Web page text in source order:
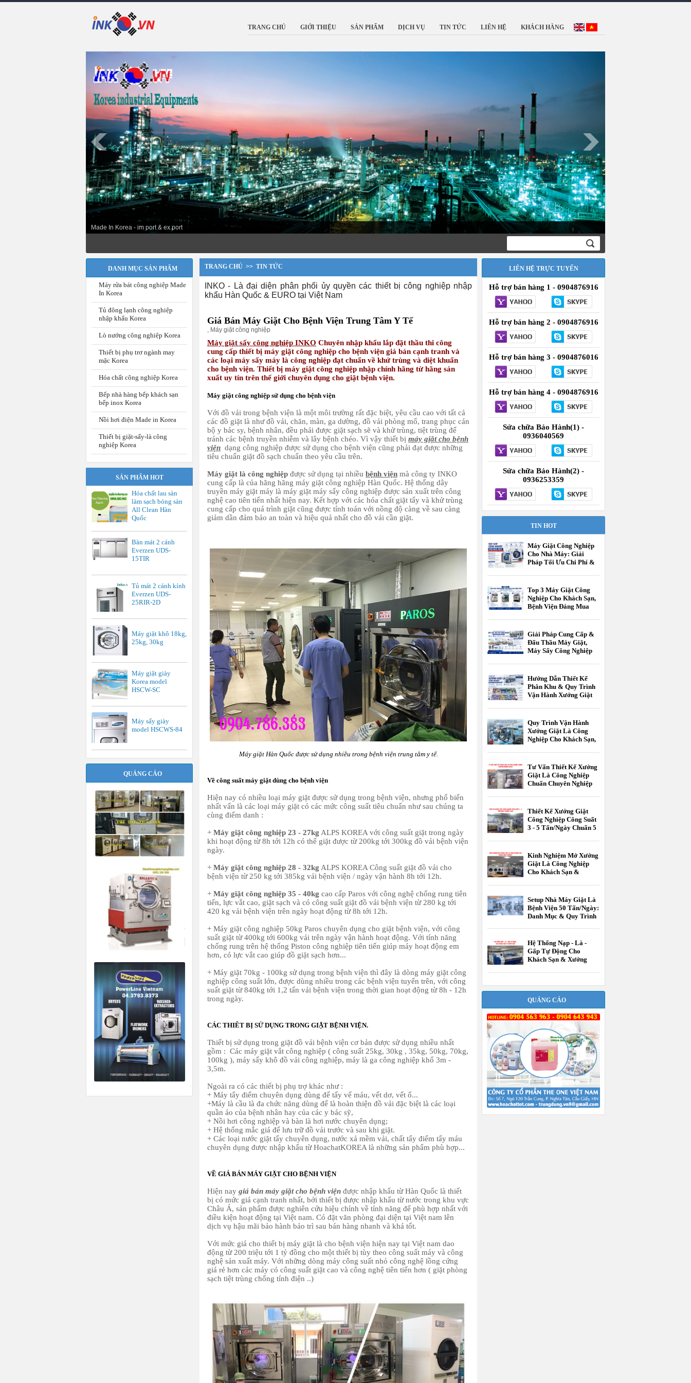
TRANG CHỦ GIỚI THIỆU SẢN PHẨM DỊCH VỤ TIN TỨC LIÊN HỆ KHÁCH HÀNG
Made In Korea - im port & ex port
DANH MỤC SẢN PHẨM
Máy rửa bát công nghiệp Made
In Korea
Tủ đông lạnh công nghiệp
nhập khẩu Korea
Lò nướng công nghiệp Korea
Thiết bị phụ trơ ngành may
mặc Korea
Hóa chất công nghiệp Korea
Bếp nhà hàng bếp khách sạn
bếp inox Korea
Nồi hơi điện Made in Korea
Thiết bị giặt-sấy-là công
nghiệp Korea
SẢN PHẨM HOT
Hóa chất lau sàn
làm sạch bóng sàn
All Clean Hàn
Quốc
Bàn mát 2 cánh
Everzen UDS-
15TIR
Tủ mát 2 cánh kính
Everzen UDS-
25RIR-2D
Máy giặt khô 18kg,
25kg, 30kg
Máy giặt giày
Korea model
HSCW-SC
Máy sấy giày
model HSCWS-84
QUẢNG CÁO
TRANG CHỦ >> TIN TỨC
INKO - Là đại diện phân phối ủy quyền các thiết bị công nghiệp nhập
khẩu Hàn Quốc & EURO tại Việt Nam
Giá Bán Máy Giặt Cho Bệnh Viện Trung Tâm Y Tế
Máy giặt công nghiệp
Máy giặt sấy công nghiệp INKO Chuyên nhập khẩu lắp đặt thầu thi công
cung cấp thiết bị máy giặt công nghiệp cho bệnh viện giá bán cạnh tranh và
các loại máy sấy máy là công nghiệp đạt chuẩn về khử trùng và diệt khuẩn
cho bệnh viện. Thiết bị máy giặt công nghiệp nhập chính hãng từ hãng sản
xuất uy tín trên thế giới chuyên dụng cho giặt bệnh viện.
Máy giặt công nghiệp sử dụng cho bệnh viện
Với đồ vải trong bệnh viện là một môi trường rất đặc biệt, yêu cầu cao với tất cả
các đồ giặt là như đồ vải, chăn, màn, ga dường, đồ vải phòng mổ, trang phục cán
bộ y bác sy, bệnh nhân, đều phải được giặt sạch sẽ và khử trùng, tiệt trùng để
tránh các bệnh truyền nhiễm và lây bệnh chéo. Vì vậy thiết bị máy giặt cho bệnh
viện dạng công nghiệp được sử dụng cho bệnh viện cũng phải đạt được những
tiêu chuẩn giặt đồ sạch chuẩn theo yêu cầu trên.
Máy giặt là công nghiệp được sử dụng tại nhiều bệnh viện mà công ty INKO
cung cấp là của hãng hãng máy giặt công nghiệp Hàn Quốc. Hệ thống dây
truyền máy giặt máy là máy giặt máy sấy công nghiệp được sản xuất trên công
nghệ cao tiên tiến nhất hiện nay. Kết hợp với các hóa chất giặt tẩy và khử trùng
cung cấp cho quá trình giặt cũng được tính toán với nồng độ càng về sau càng
giảm dần đảm bảo an toàn và hiệu quả nhất cho đồ vải cần giặt.
Máy giặt Hàn Quốc được sử dụng nhiều trong bệnh viện trung tâm y tế.
Về công suất máy giặt dùng cho bệnh viện
Hiện nay có nhiều loại máy giặt được sử dụng trong bệnh viện, nhưng phổ biến
nhất vấn là các loại máy giặt có các mức công suất tiêu chuẩn như sau chúng ta
cùng điểm danh :
+ Máy giặt công nghiệp 23 - 27kg ALPS KOREA với công suất giặt trong ngày
khi hoạt động từ 8h tới 12h có thể giặt được từ 200kg tới 300kg đồ vải bệnh viện
ngày.
+ Máy giặt công nghiệp 28 - 32kg ALPS KOREA Công suất giặt đồ vải cho
bệnh viện từ 250 kg tới 385kg vải bệnh viện / ngày vận hành 8h tới 12h.
+ Máy giặt công nghiệp 35 - 40kg cao cấp Paros với công nghệ chống rung tiên
tiến, lực vắt cao, giặt sạch và có công suất giặt đồ vải bệnh viện từ 280 kg tới
420 kg vải bệnh viện trên ngày hoạt động từ 8h tới 12h.
+ Máy giặt công nghiệp 50kg Paros chuyên dụng cho giặt bệnh viện, với công
suất giặt từ 400kg tới 600kg vải trên ngày vận hành hoạt động. Với tính năng
chống rung trên hệ thống Piston công nghiệp tiên tiến giúp máy hoạt động em
hơn, có lực vắt cao giúp đồ giặt sạch hơn...
+ Máy giặt 70kg - 100kg sử dụng trong bệnh viện thì đây là dòng máy giặt công
nghiệp công suất lớn, được dùng nhiều trong các bệnh viện tuyển trên, với công
suất giặt từ 840kg tới 1,2 tấn vải bệnh viện trong thời gian hoạt động từ 8h - 12h
trong ngày.
CÁC THIÊT BỊ SỬ DỤNG TRONG GIẶT BỆNH VIỆN.
Thiết bị sử dụng trong giặt đồ vải bệnh viện cơ bản được sử dụng nhiều nhất
gồm : Các máy giặt vắt công nghiệp ( công suất 25kg, 30kg , 35kg, 50kg, 70kg,
100kg ), máy sấy khô đồ vải công nghiệp, máy là ga công nghiệp khổ 3m -
3,5m.
Ngoài ra có các thiết bị phụ trợ khác như :
+ Máy tẩy điểm chuyên dụng dùng để tấy vế máu, vết dơ, vết ố...
+Máy là cầu là đa chức năng dùng để là hoàn thiện đồ vải đặc biệt là các loại
quần áo của bệnh nhân hay của các y bác sỹ,
+ Nồi hơi công nghiệp và bàn là hơi nước chuyên dụng;
+ Hệ thống mắc giá để lưu trữ đồ vải trước và sau khi giặt.
+ Các loại nước giặt tẩy chuyên dụng, nước xả mềm vải, chất tẩy điểm tẩy máu
chuyên dụng được nhập khẩu từ HoachatKOREA là những sản phẩm phù hợp...
VỀ GIÁ BÁN MÁY GIẶT CHO BỆNH VIỆN
Hiện nay giá bán máy giặt cho bệnh viện được nhập khẩu từ Hàn Quốc là thiết
bị có mức giá cạnh tranh nhất, bởi thiết bị được nhập khẩu từ nước trong khu vực
Châu Á, sản phẩm được nghiên cứu hiệu chỉnh về tính năng để phù hợp nhất với
điều kiện hoạt động tại Việt nam. Có đặt văn phòng đại diện tại Việt nam lên
dịch vụ hậu mãi bảo hành bảo trì sau bán hàng nhanh và khá tốt.
Với mức giá cho thiết bị máy giặt là cho bệnh viện hiện nay tại Việt nam dao
động từ 200 triệu tới 1 tỷ đồng cho một thiết bị tùy theo công suất máy và công
nghệ sản xuất máy. Với những dòng máy công suất nhỏ công nghệ lồng cứng
giá rẻ hơn các máy có công suất giặt cao và công nghệ tiên tiến hơn ( giặt phòng
sạch tiệt trùng chống tính điện ..)
LIÊN HỆ TRỰC TUYẾN
Hỗ trợ bán hàng 1 - 0904876916
Hỗ trợ bán hàng 2 - 0904876916
Hỗ trợ bán hàng 3 - 0904876016
Hỗ trợ bán hàng 4 - 0904876916
Sửa chữa Bảo Hành(1) -
0936040569
Sửa chữa Bảo Hành(2) -
0936253359
TIN HOT
Máy Giặt Công Nghiệp
Cho Nhà Máy: Giải
Pháp Tối Ưu Chi Phí &
Top 3 Máy Giặt Công
Nghiệp Cho Khách Sạn,
Bệnh Viện Đáng Mua
Giải Pháp Cung Cấp &
Đấu Thầu Máy Giặt,
Máy Sấy Công Nghiệp
Học
Hướng Dẫn Thiết Kế
Phân Khu & Quy Trình
Vận Hành Xưởng Giặt
Quy Trình Vận Hành
Xưởng Giặt Là Công
Nghiệp Cho Khách Sạn,
Tư Vấn Thiết Kế Xưởng
Giặt Là Công Nghiệp
Chuẩn Chuyên Nghiệp
Thiết Kế Xưởng Giặt
Công Nghiệp Công Suất
3 - 5 Tấn/Ngày Chuẩn 5
Kinh Nghiệm Mở Xưởng
Giặt Là Công Nghiệp
Cho Khách Sạn &
Setup Nhà Máy Giặt Là
Bệnh Viện 50 Tấn/Ngày:
Danh Mục & Quy Trình
Hệ Thống Nạp - Là -
Gấp Tự Động Cho
Khách Sạn & Xưởng
QUẢNG CÁO